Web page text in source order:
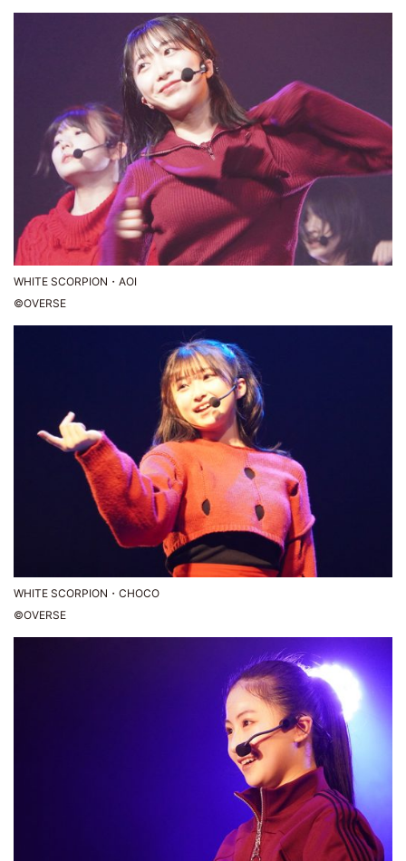
WHITE SCORPION・AOI
©OVERSE
WHITE SCORPION・CHOCO
©OVERSE